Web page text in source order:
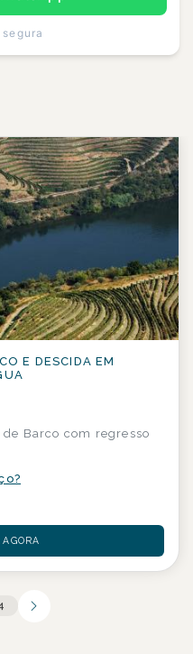
E DESCIDA EM
Barco com regresso